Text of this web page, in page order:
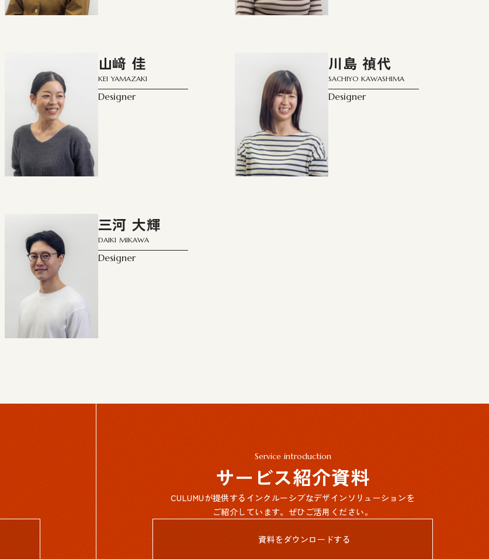
山﨑 佳
KEI YAMAZAKI
Designer
川島 禎代
SACHIYO KAWASHIMA
Designer
三河 大輝
DAIKI MIKAWA
Designer
Service introduction
サービス紹介資料
CULUMUが提供するインクルーシブなデザインソリューションを
ご紹介しています。ぜひご活用ください。
資料をダウンロードする